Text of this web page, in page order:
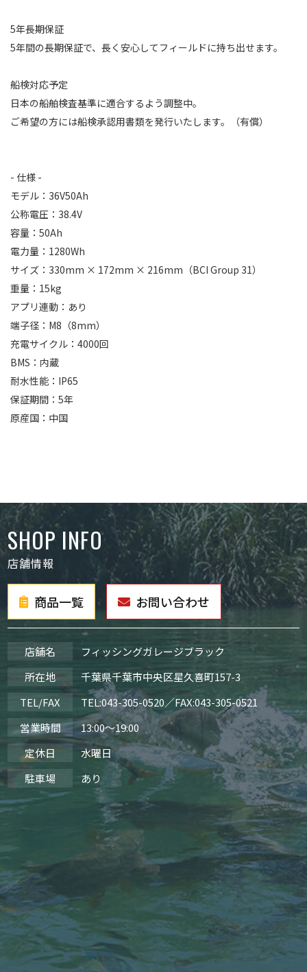
5年長期保証
5年間の長期保証で、長く安心してフィールドに持ち出せます。
船検対応予定
日本の船舶検査基準に適合するよう調整中。
ご希望の方には船検承認用書類を発行いたします。（有償）
- 仕様 -
モデル：36V50Ah
公称電圧：38.4V
容量：50Ah
電力量：1280Wh
サイズ：330mm × 172mm × 216mm（BCI Group 31）
重量：15kg
アプリ連動：あり
端子径：M8（8mm）
充電サイクル：4000回
BMS：内蔵
耐水性能：IP65
保証期間：5年
原産国：中国
SHOP INFO
店舗情報
商品一覧 お問い合わせ
店舗名
フィッシングガレージブラック
所在地
千葉県千葉市中央区星久喜町157-3
TEL/FAX
TEL:043-305-0520／FAX:043-305-0521
営業時間
13:00～19:00
定休日
水曜日
駐車場
あり